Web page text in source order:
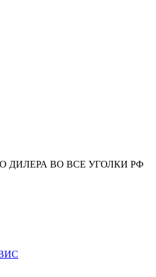
ДИЛЕРА ВО ВСЕ УГОЛКИ РФ